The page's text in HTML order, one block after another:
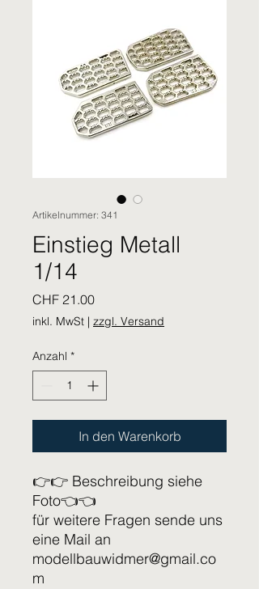
Artikelnummer: 341
Einstieg Metall
1/14
CHF 21.00Preis
inkl. MwSt | zzgl. Versand
Anzahl *
In den Warenkorb
👉👉 Beschreibung siehe
Foto👈👈
für weitere Fragen sende uns
eine Mail an
modellbauwidmer@gmail.co
m